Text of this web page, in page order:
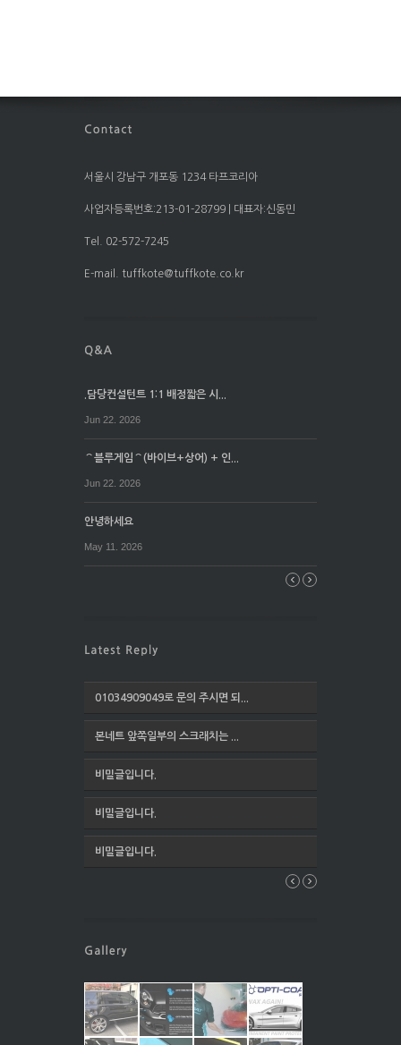
서울시 강남구 개포동 1234 타프코리아
사업자등록번호:213-01-28799 | 대표자:신동민
Tel. 02-572-7245
E-mail. tuffkote@tuffkote.co.kr
.담당컨설턴트 1:1 배정짧은 시...
Jun 22. 2026
⌒블루게임⌒(바이브+상어) + 인...
Jun 22. 2026
안녕하세요
May 11. 2026
01034909049로 문의 주시면 되...
본네트 앞쪽일부의 스크래치는 ...
비밀글입니다.
비밀글입니다.
비밀글입니다.